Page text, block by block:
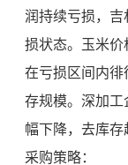
润持续亏损，吉
损状态。玉米价
在亏损区间内
存规模。深加
幅下降，去库存
采购策略：